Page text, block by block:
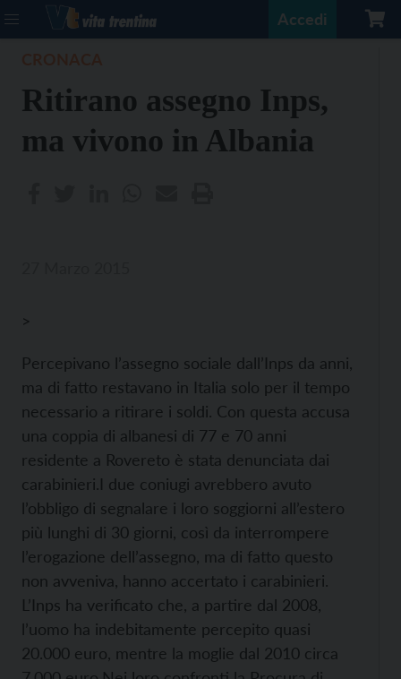
Accedi
Ritirano assegno Inps,
ma vivono in Albania
>
Percepivano l’assegno sociale dall’Inps da anni,
ma di fatto restavano in Italia solo per il tempo
necessario a ritirare i soldi. Con questa accusa
una coppia di albanesi di 77 e 70 anni
residente a Rovereto è stata denunciata dai
carabinieri.I due coniugi avrebbero avuto
l’obbligo di segnalare i loro soggiorni all’estero
più lunghi di 30 giorni, così da interrompere
l’erogazione dell’assegno, ma di fatto questo
non avveniva, hanno accertato i carabinieri.
L’Inps ha verificato che, a partire dal 2008,
l’uomo ha indebitamente percepito quasi
20.000 euro, mentre la moglie dal 2010 circa